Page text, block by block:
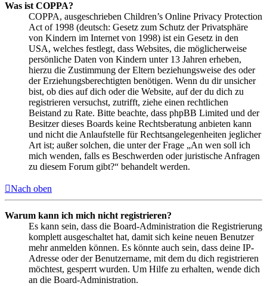
Was ist COPPA?
COPPA, ausgeschrieben Children’s Online Privacy Protection
Act of 1998 (deutsch: Gesetz zum Schutz der Privatsphäre
von Kindern im Internet von 1998) ist ein Gesetz in den
USA, welches festlegt, dass Websites, die möglicherweise
persönliche Daten von Kindern unter 13 Jahren erheben,
hierzu die Zustimmung der Eltern beziehungsweise des oder
der Erziehungsberechtigten benötigen. Wenn du dir unsicher
bist, ob dies auf dich oder die Website, auf der du dich zu
registrieren versuchst, zutrifft, ziehe einen rechtlichen
Beistand zu Rate. Bitte beachte, dass phpBB Limited und der
Besitzer dieses Boards keine Rechtsberatung anbieten kann
und nicht die Anlaufstelle für Rechtsangelegenheiten jeglicher
Art ist; außer solchen, die unter der Frage „An wen soll ich
mich wenden, falls es Beschwerden oder juristische Anfragen
zu diesem Forum gibt?“ behandelt werden.
Nach oben
Warum kann ich mich nicht registrieren?
Es kann sein, dass die Board-Administration die Registrierung
komplett ausgeschaltet hat, damit sich keine neuen Benutzer
mehr anmelden können. Es könnte auch sein, dass deine IP-
Adresse oder der Benutzername, mit dem du dich registrieren
möchtest, gesperrt wurden. Um Hilfe zu erhalten, wende dich
an die Board-Administration.